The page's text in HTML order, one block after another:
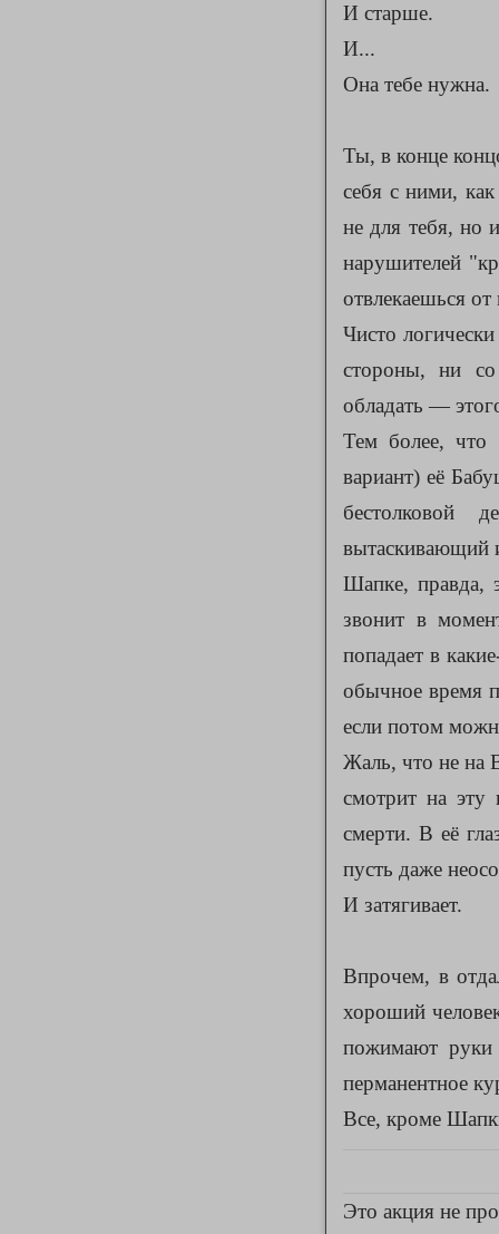
И старше.
И...
Она тебе нужна.
Ты, в конце
себя с ними,
не для тебя, но
нарушителей
отвлекаешься от
Чисто
стороны, ни
обладать —
Тем более, что
вариант) её
бестолковой
вытаскивающий
Шапке, правда,
звонит в
попадает в
обычное время
если потом
Жаль, что не на
смотрит на
смерти. В её
пусть даже
И затягивает.
Впрочем, в
хороший
пожимают руки
перманентное
Все, кроме
Это акция не